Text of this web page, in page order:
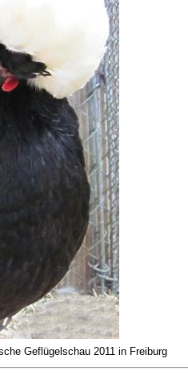
Geflügelschau 2011 in Freiburg